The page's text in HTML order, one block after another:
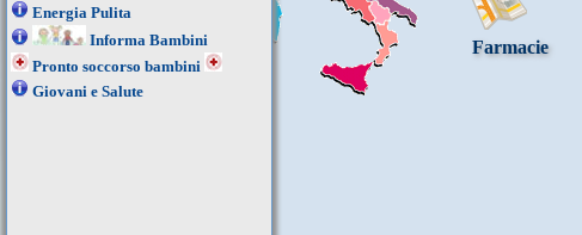
Energia Pulita
Informa Bambini
Pronto soccorso bambini
Giovani e Salute
Farmacie